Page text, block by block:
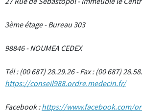
3ème étage - Bureau 303
98846 - NOUMEA CEDEX
Tél : (00 687) 28.29.26 - Fax : (00 687)
https://conseil988.ordre.medecin.fr/
Facebook :https://www.facebook.com/